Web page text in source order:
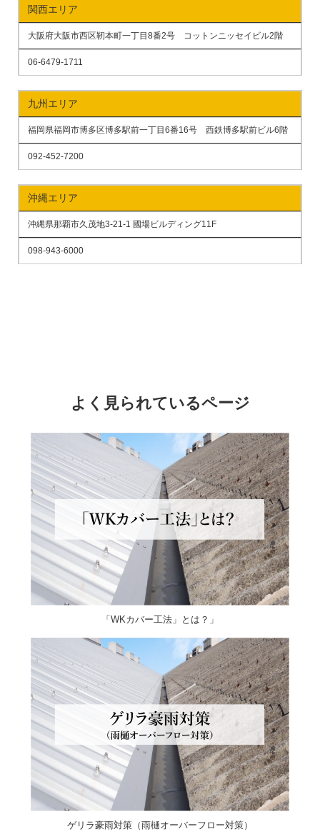
関西エリア
大阪府大阪市西区靭本町一丁目8番2号 コットンニッセイビル2階
06-6479-1711
九州エリア
福岡県福岡市博多区博多駅前一丁目6番16号 西鉄博多駅前ビル6階
092-452-7200
沖縄エリア
沖縄県那覇市久茂地3-21-1 國場ビルディング11F
098-943-6000
よく見られているページ
「WKカバー工法」とは？」
ゲリラ豪雨対策（雨樋オーバーフロー対策）